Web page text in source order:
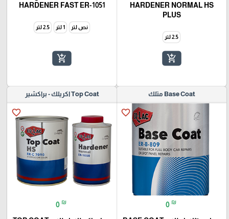
HARDENER NORMAL HS
PLUS
2.5 لتر
add_shopping_cart
HARDENER FAST ER-1051
نص لتر 1 لتر 2.5 لتر
add_shopping_cart
Base Coat متلك
favorite_border
0 ₪
Top Coat اكريلك - براكشير
favorite_border
0 ₪